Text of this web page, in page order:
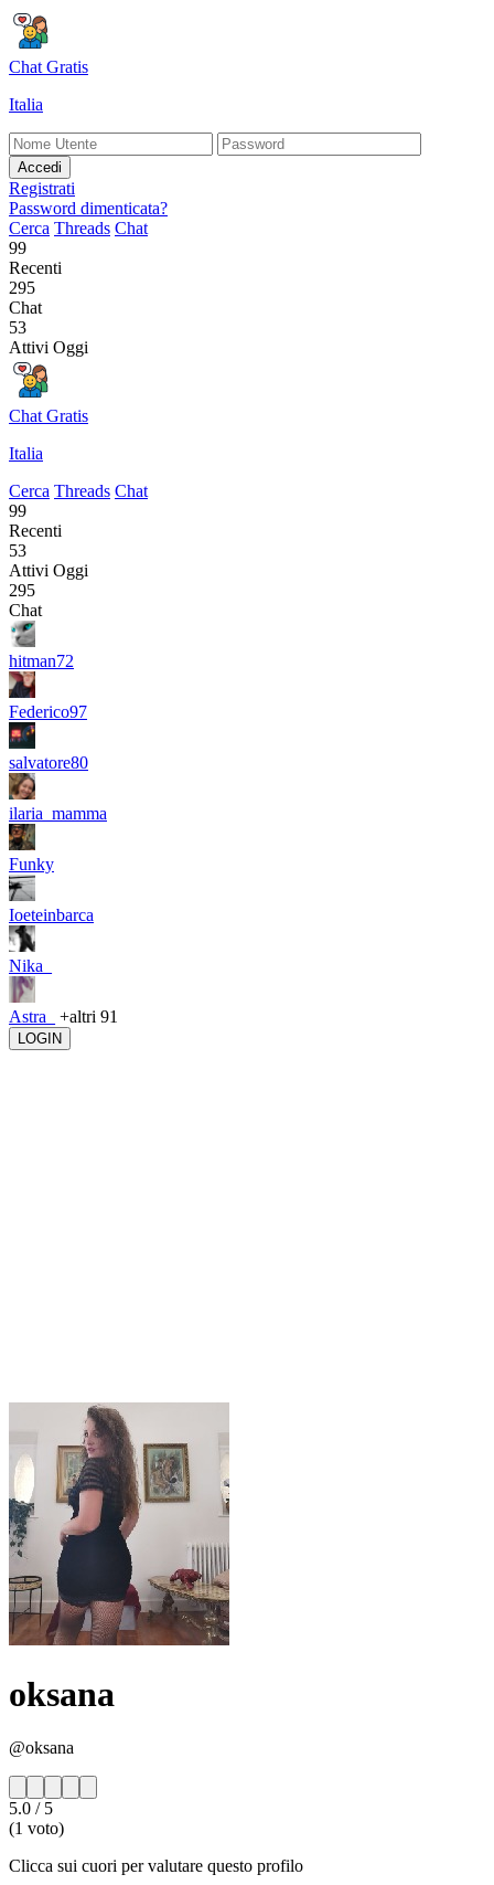
Chat Gratis
Italia
Accedi
Registrati
Password dimenticata?
Cerca Threads Chat
99
Recenti
295
Chat
53
Attivi Oggi
Chat Gratis
Italia
Cerca Threads Chat
99
Recenti
53
Attivi Oggi
295
Chat
hitman72
Federico97
salvatore80
ilaria_mamma
Funky
Ioeteinbarca
Nika_
Astra_ +altri 91
LOGIN
oksana
@oksana
5.0 / 5
(1 voto)
Clicca sui cuori per valutare questo profilo